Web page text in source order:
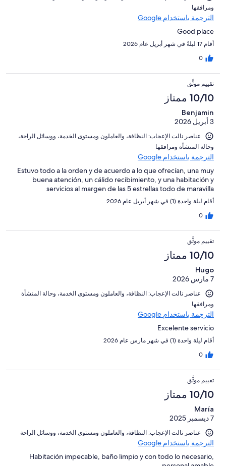
ومرافقها⁩
الترجمة باستخدام Google
Good place
أقام 17 ليلةً في شهر أبريل عام 2026
0
تقييم موثَّق
10/10 ممتاز
Benjamin
3 أبريل 2026
عناصر نالت الإعجاب: ⁦النظافة⁩، و⁦العاملون ومستوى الخدمة⁩، و⁦وسائل الراحة⁩،
و⁦حالة المنشأة ومرافقها⁩
الترجمة باستخدام Google
Estuvo todo a la orden y de acuerdo a lo que ofrecían, una muy
buena atención, un cálido recibimiento, y una habitación y
servicios al margen de las 5 estrellas todo de maravilla
أقام ليلة واحدة (1) في شهر أبريل عام 2026
0
تقييم موثَّق
10/10 ممتاز
Hugo
7 مارس 2026
عناصر نالت الإعجاب: ⁦النظافة⁩، و⁦العاملون ومستوى الخدمة⁩، و⁦حالة المنشأة
ومرافقها⁩
الترجمة باستخدام Google
Excelente servicio
أقام ليلة واحدة (1) في شهر مارس عام 2026
0
تقييم موثَّق
10/10 ممتاز
María
7 ديسمبر 2025
عناصر نالت الإعجاب: ⁦النظافة⁩، و⁦العاملون ومستوى الخدمة⁩، و⁦وسائل الراحة⁩
الترجمة باستخدام Google
Habitación impecable, baño limpio y con todo lo necesario,